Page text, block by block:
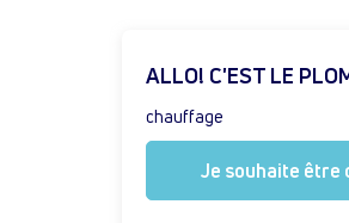
ALLO! C'EST LE
chauffage
Je souhaite